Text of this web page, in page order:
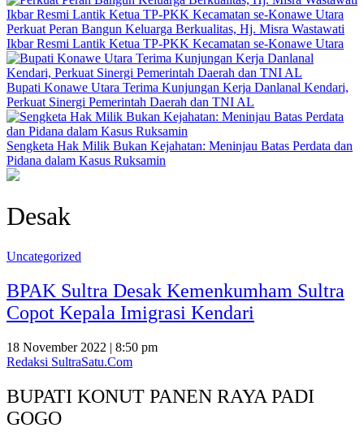
‎Perkuat Peran Bangun Keluarga Berkualitas, Hj. Misra Wastawati
Ikbar Resmi Lantik Ketua TP-PKK Kecamatan se-Konawe Utara
Bupati Konawe Utara Terima Kunjungan Kerja Danlanal Kendari,
Perkuat Sinergi Pemerintah Daerah dan TNI AL
‎Sengketa Hak Milik Bukan Kejahatan: Meninjau Batas Perdata dan
Pidana dalam Kasus Ruksamin
Desak
Uncategorized
BPAK Sultra Desak Kemenkumham Sultra
Copot Kepala Imigrasi Kendari
18 November 2022 | 8:50 pm
Redaksi SultraSatu.Com
BUPATI KONUT PANEN RAYA PADI
GOGO